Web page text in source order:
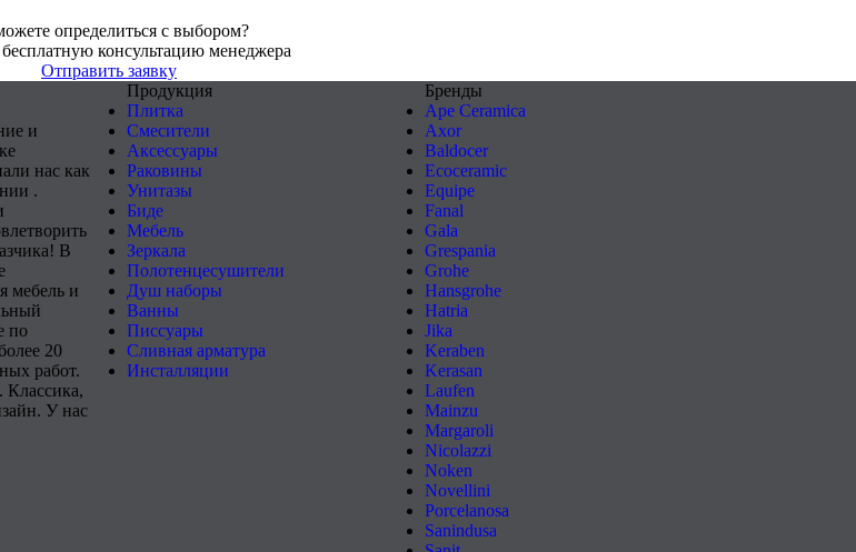
определиться с выбором?
консультацию менеджера
Отправить заявку
и
нас как
.
В
мебель и
по
20
работ.
Классика,
У нас
Продукция
Плитка
Смесители
Аксессуары
Раковины
Унитазы
Биде
Мебель
Зеркала
Полотенцесушители
Душ наборы
Ванны
Писсуары
Сливная арматура
Инсталляции
Бренды
Ape Ceramica
Axor
Baldocer
Ecoceramic
Equipe
Fanal
Gala
Grespania
Grohe
Hansgrohe
Hatria
Jika
Keraben
Kerasan
Laufen
Mainzu
Margaroli
Nicolazzi
Noken
Novellini
Porcelanosa
Sanindusa